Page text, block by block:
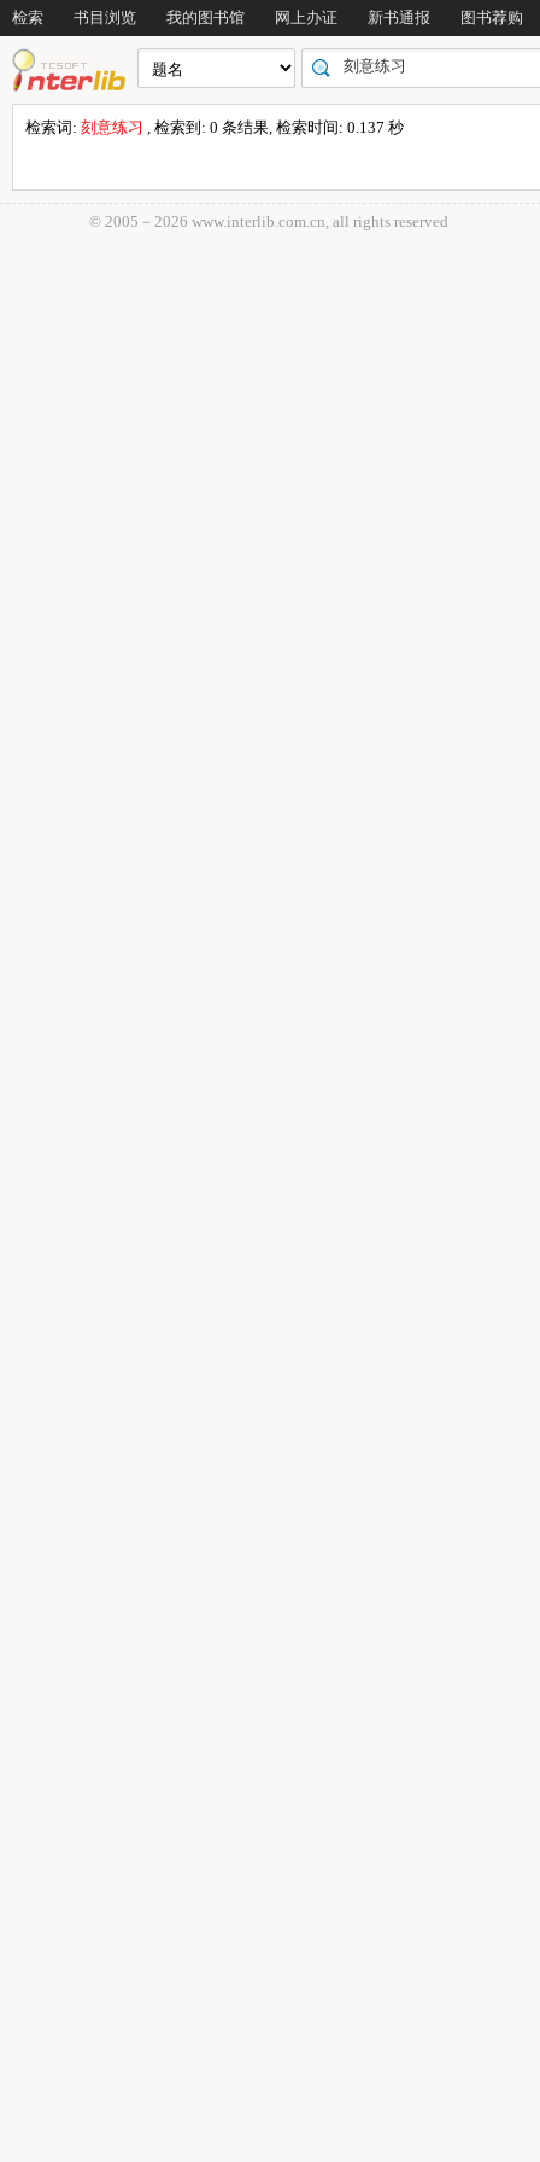
检索 书目浏览 我的图书馆 网上办证 新书通报 图书荐购
检索词: 刻意练习 , 检索到: 0 条结果, 检索时间: 0.137 秒
© 2005－ 2026 www.interlib.com.cn, all rights reserved